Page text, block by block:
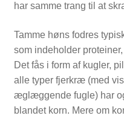
har samme trang til at
Tamme høns fodres
som indeholder
Det fås i form af kugler,
alle typer fjerkræ (med
æglæggende fugle) har
blandet korn. Mere om